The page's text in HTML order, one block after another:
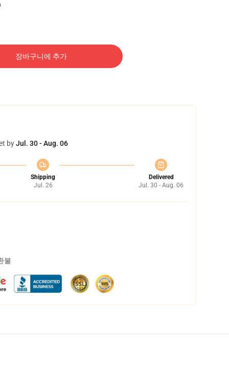
장바구니에 추가
byJul. 30 - Aug. 06
Shipping
Jul. 26
Delivered
Jul. 30 - Aug. 06
불